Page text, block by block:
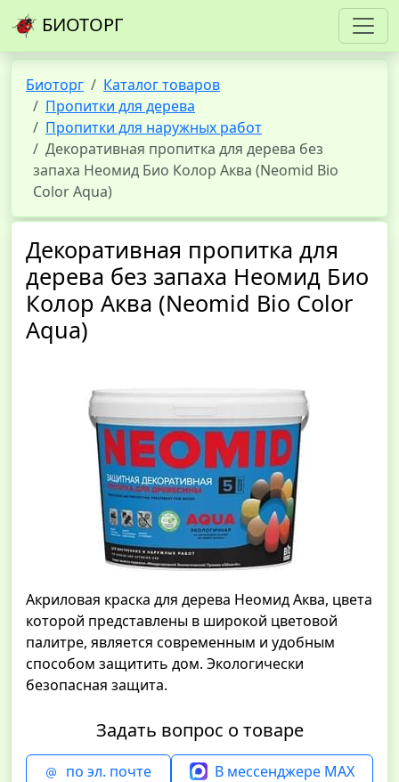
БИОТОРГ
Биоторг
Каталог товаров
Пропитки для дерева
Пропитки для наружных работ
Декоративная пропитка для дерева без
запаха Неомид Био Колор Аква (Neomid Bio
Color Aqua)
Декоративная пропитка для
дерева без запаха Неомид Био
Колор Аква (Neomid Bio Color
Aqua)
Акриловая краска для дерева Неомид Аква, цвета
которой представлены в широкой цветовой
палитре, является современным и удобным
способом защитить дом. Экологически
безопасная защита.
Задать вопрос о товаре
по эл. почте
В мессенджере MAX